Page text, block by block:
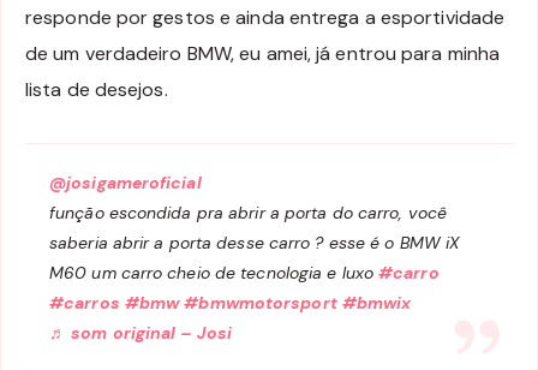
responde por gestos e ainda entrega a esportividade
de um verdadeiro BMW, eu amei, já entrou para minha
lista de desejos.
@josigameroficial
função escondida pra abrir a porta do carro, você
saberia abrir a porta desse carro ? esse é o BMW iX
M60 um carro cheio de tecnologia e luxo#carro
#carros #bmw #bmwmotorsport #bmwix
♬ som original – Josi